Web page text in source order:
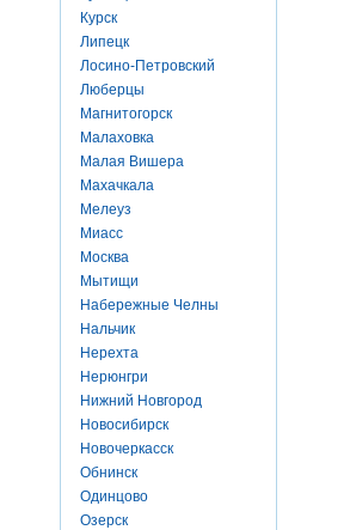
Курск
Липецк
Лосино-Петровский
Люберцы
Магнитогорск
Малаховка
Малая Вишера
Махачкала
Мелеуз
Миасс
Москва
Мытищи
Набережные Челны
Нальчик
Нерехта
Нерюнгри
Нижний Новгород
Новосибирск
Новочеркасск
Обнинск
Одинцово
Озерск